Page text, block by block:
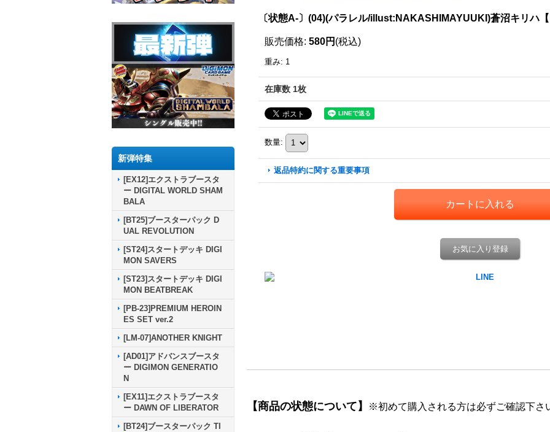
新弾特集
[EX12]エクストラブースタ
ー DIGITAL WORLD SHAM
BALA
[BT25]ブースターパック D
UAL REVOLUTION
[ST24]スタートデッキ DIGI
MON SAVERS
[ST23]スタートデッキ DIGI
MON BEATBREAK
[PB-23]PREMIUM HEROIN
ES SET ver.2
[LM-07]ANOTHER KNIGHT
[AD01]アドバンスブースタ
ー DIGIMON GENERATIO
N
[EX11]エクストラブースタ
ー DAWN OF LIBERATOR
[BT24]ブースターパック TI
〔状態A-〕(04)(パラレル/illust:NAKASHIMAYUUKI)蒼沼キリハ
販売価格: 580円 (税込)
重み: 1
在庫数 1枚
数量:
返品特約に関する重要事項
お気に入り登録
【商品の状態について】 ※初めて購入される方は必ずご確認下さ